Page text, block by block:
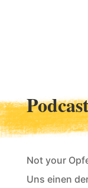
Not your
Uns einen